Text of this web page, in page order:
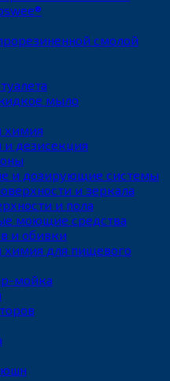
смолой
мыло
химия
дезисекция
и дозирующие системы
и зеркала
и пола
моющие средства
и обивки
химия для пищевого
мойка